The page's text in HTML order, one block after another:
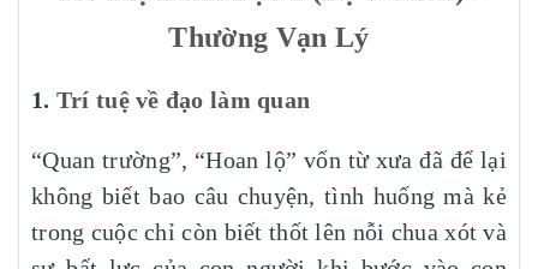
Thường Vạn Lý
1. Trí tuệ về đạo làm quan
“Quan trường”, “Hoan lộ” vốn từ xưa đã để lại
không biết bao câu chuyện, tình huống mà kẻ
trong cuộc chỉ còn biết thốt lên nỗi chua xót và